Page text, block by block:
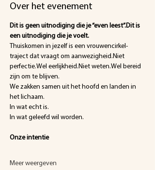
Over het evenement
Dit is geen uitnodiging die je “even leest”.Dit is
een uitnodiging die je voelt.
Thuiskomen in jezelf is een vrouwencirkel-
traject dat vraagt om aanwezigheid.Niet
perfectie.Wel eerlijkheid.Niet weten.Wel bereid
zijn om te blijven.
We zakken samen uit het hoofd en landen in
het lichaam.
In wat echt is.
In wat geleefd wil worden.
Onze intentie
Meer weergeven